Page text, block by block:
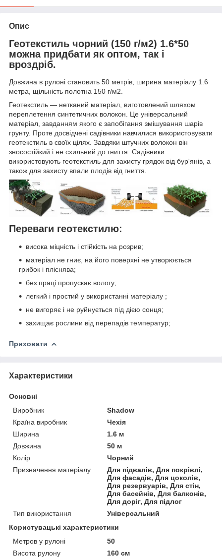
Опис
Геотекстиль чорний (150 г/м2) 1.6*50
можна придбати як оптом, так і
вроздріб.
Довжина в рулоні становить 50 метрів, ширина матеріалу 1.6
метра, щільність полотна 150 г/м2.
Геотекстиль — нетканий матеріал, виготовлений шляхом
переплетення синтетичних волокон. Це універсальний
матеріал, завданням якого є запобігання змішування шарів
грунту. Проте досвідчені садівники навчилися використовувати
геотекстиль в своїх цілях. Завдяки штучних волокон він
зносостійкий і не схильний до гниття. Садівники
використовують геотекстиль для захисту грядок від бур'янів, а
також для захисту впали плодів від гниття.
Переваги геотекстилю:
висока міцність і стійкість на розрив;
матеріал не гниє, на його поверхні не утворюється
грибок і пліснява;
без праці пропускає вологу;
легкий і простий у використанні матеріалу ;
не вигоряє і не руйнується під дією сонця;
захищає рослини від перепадів температур;
Приховати
Характеристики
Основні
Виробник
Shadow
Країна виробник
Чехія
Ширина
1.6 м
Довжина
50 м
Колір
Чорний
Призначення матеріалу
Для підвалів, Для покрівлі,
Для фасадів, Для цоколів,
Для резервуарів, Для стін,
Для басейнів, Для балконів,
Для доріг, Для підлог
Тип використання
Універсальний
Користувацькі характеристики
Метров у рулоні
50
Висота рулону
160 см